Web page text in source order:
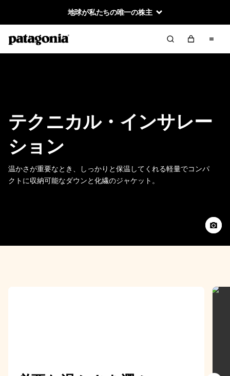
地球が私たちの唯一の株主
テクニカル・インサレー
ション
温かさが重要なとき、しっかりと保温してくれる軽量でコンパ
クトに収納可能なダウンと化繊のジャケット。